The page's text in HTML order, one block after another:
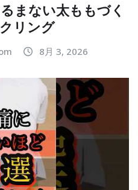
まない太ももづく
リング
8月 3, 2026